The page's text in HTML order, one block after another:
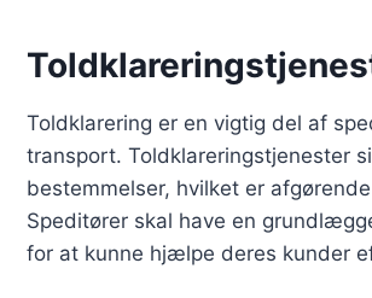
Toldklarering er en vigtig del af
transport. Toldklareringstjenester
bestemmelser, hvilket er
Speditører skal have en
for at kunne hjælpe deres kunder